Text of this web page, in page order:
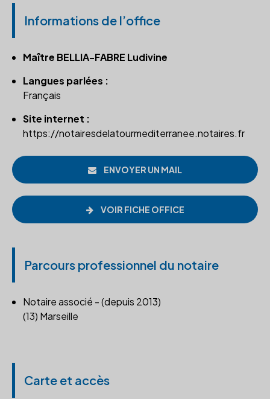
Informations de l’office
Maître BELLIA-FABRE Ludivine
Langues parlées :
Français
Site internet :
https://notairesdelatourmediterranee.notaires.fr
ENVOYER UN MAIL
VOIR FICHE OFFICE
Parcours professionnel du notaire
Notaire associé - (depuis 2013)
(13) Marseille
Carte et accès